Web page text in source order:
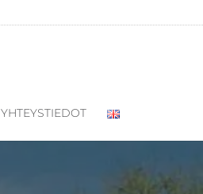
YHTEYSTIEDOT